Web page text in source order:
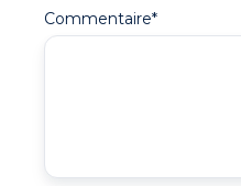
Commentaire*